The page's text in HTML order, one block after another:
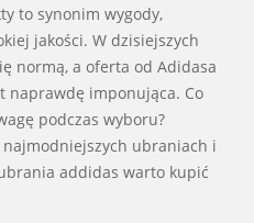
to synonim wygody,
jakości. W dzisiejszych
normą, a oferta od Adidasa
naprawdę imponująca. Co
podczas wyboru?
ubraniach i
addidas warto kupić